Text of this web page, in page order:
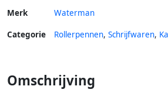
Merk Waterman
Categorie Rollerpennen, Schrijfwaren,
Omschrijving